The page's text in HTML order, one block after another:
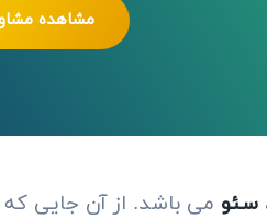
مشاهده
سئو می باشد. از آن جایی که